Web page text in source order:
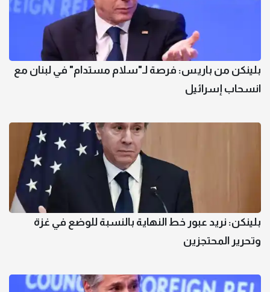
بلينكن من باريس: فرصة لـ"سلام مستدام" في لبنان مع
انسحاب إسرائيل
بلينكن: نريد عبور خط النهاية بالنسبة للوضع في غزة
وتحرير المحتجزين